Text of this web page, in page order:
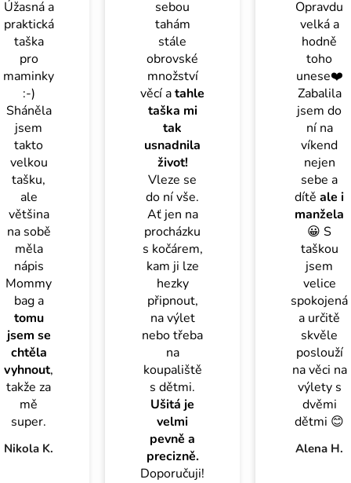
Úžasná a
praktická
taška
pro
maminky
:-)
Sháněla
jsem
takto
velkou
tašku,
ale
většina
na sobě
měla
nápis
Mommy
bag a
tomu
jsem se
chtěla
vyhnout,
takže za
mě
super.
Nikola K.
sebou
tahám
stále
obrovské
množství
věcí atahle
taška mi
tak
usnadnila
život!
Vleze se
do ní vše.
Ať jen na
procházku
s kočárem,
kam ji lze
hezky
připnout,
na výlet
nebo třeba
na
koupaliště
s dětmi.
Ušitá je
velmi
pevně a
precizně.
Doporučuji!
Opravdu
velká a
hodně
toho
unese❤️
Zabalila
jsem do
ní na
víkend
nejen
sebe a
dítě ale i
manžela
😀 S
taškou
jsem
velice
spokojená
a určitě
skvěle
poslouží
na věci na
výlety s
dvěmi
dětmi 😊
Alena H.